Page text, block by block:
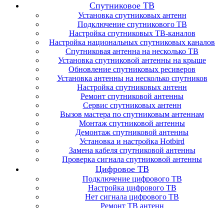
Спутниковое ТВ
Установка спутниковых антенн
Подключение спутникового ТВ
Настройка спутниковых ТВ-каналов
Настройка национальных спутниковых каналов
Спутниковая антенна на несколько ТВ
Установка спутниковой антенны на крыше
Обновление спутниковых ресиверов
Установка антенны на несколько спутников
Настройка спутниковых антенн
Ремонт спутниковой антенны
Сервис спутниковых антенн
Вызов мастера по спутниковым антеннам
Монтаж спутниковой антенны
Демонтаж спутниковой антенны
Установка и настройка Hotbird
Замена кабеля спутниковой антенны
Проверка сигнала спутниковой антенны
Цифровое ТВ
Подключение цифрового ТВ
Настройка цифрового ТВ
Нет сигнала цифрового ТВ
Ремонт ТВ антенн